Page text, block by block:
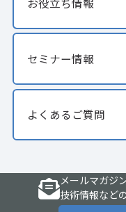
セミナー情報
よくあるご質問
メールマガジ
技術情報など